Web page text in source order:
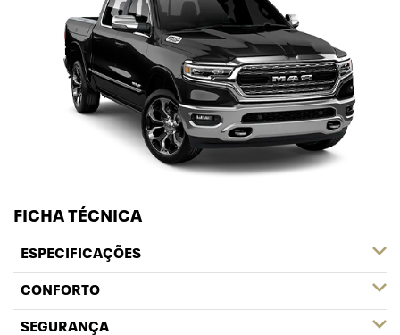
FICHA TÉCNICA
ESPECIFICAÇÕES
CONFORTO
SEGURANÇA